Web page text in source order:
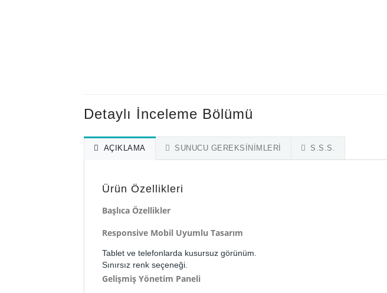
Detaylı İnceleme Bölümü
AÇIKLAMA SUNUCU GEREKSINIMLERI S.S.S.
Ürün Özellikleri
Başlıca Özellikler
Responsive Mobil Uyumlu Tasarım
Tablet ve telefonlarda kusursuz görünüm.
Sınırsız renk seçeneği.
Gelişmiş Yönetim Paneli